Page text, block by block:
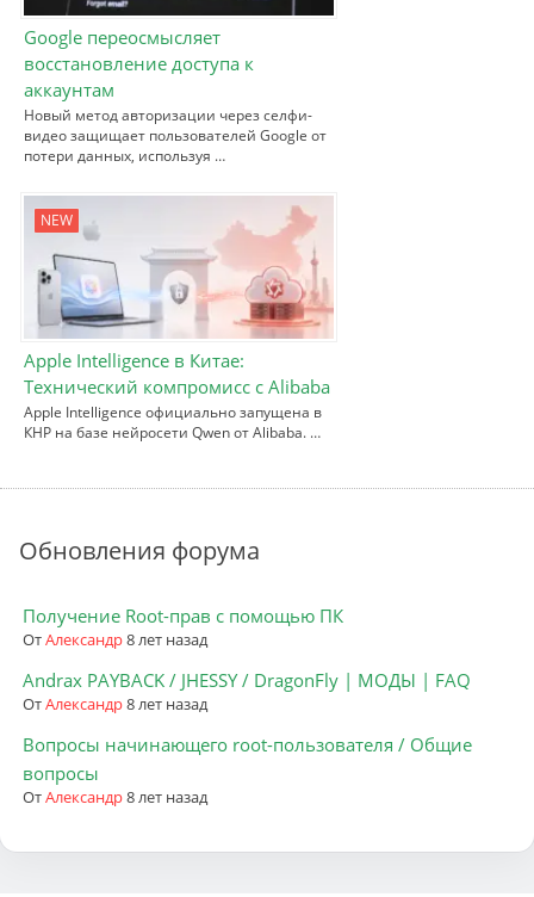
Google переосмысляет
восстановление доступа к
аккаунтам
Новый метод авторизации через селфи-
видео защищает пользователей Google от
потери данных, используя …
NEW
Apple Intelligence в Китае:
Технический компромисс с Alibaba
Apple Intelligence официально запущена в
КНР на базе нейросети Qwen от Alibaba. …
Обновления форума
Получение Root-прав с помощью ПК
ОтАлександр8 лет назад
Andrax PAYBACK / JHESSY / DragonFly | МОДЫ | FAQ
ОтАлександр8 лет назад
Вопросы начинающего root-пользователя / Общие
вопросы
ОтАлександр8 лет назад